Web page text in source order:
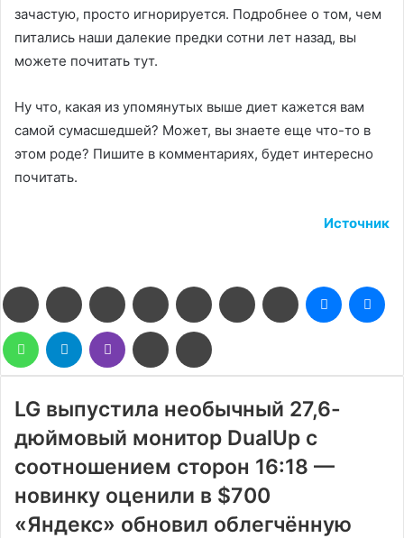
зачастую, просто игнорируется. Подробнее о том, чем
питались наши далекие предки сотни лет назад, вы
можете почитать тут.
Ну что, какая из упомянутых выше диет кажется вам
самой сумасшедшей? Может, вы знаете еще что-то в
этом роде? Пишите в комментариях, будет интересно
почитать.
Источник
FacebookTwitter LinkedIn Pinterest Reddit ВконтактеОдноклассники
Messenger
WhatsAppTelegram Viber
Поделиться
через
электронную
LG выпустила необычный 27,6-
дюймовый монитор DualUp с
соотношением сторон 16:18 —
новинку оценили в $700
«Яндекс» обновил облегчённую